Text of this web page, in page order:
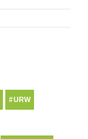
#URW